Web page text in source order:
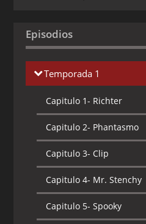
Episodios
Temporada 1
Capitulo 1- Richter
Capitulo 2- Phantasmo
Capitulo 3- Clip
Capitulo 4- Mr. Stenchy
Capitulo 5- Spooky